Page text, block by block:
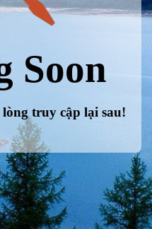
Soon
truy cập lại sau!